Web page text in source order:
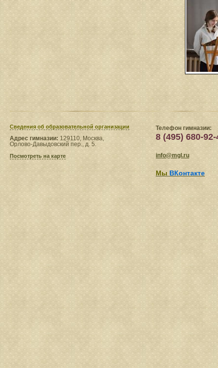
Сведения​ об образовательной организации
Адрес гимназии: 129110, Москва,
Орлово-Давыдовский пер., д. 5.
Посмотреть на карте
Телефон гимназии:
8 (495) 680-92-
info@mgl.ru
Мы ВКонтакте